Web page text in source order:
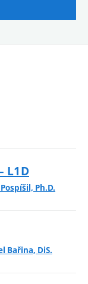
L1D
Ph.D.
Bařina, DiS.